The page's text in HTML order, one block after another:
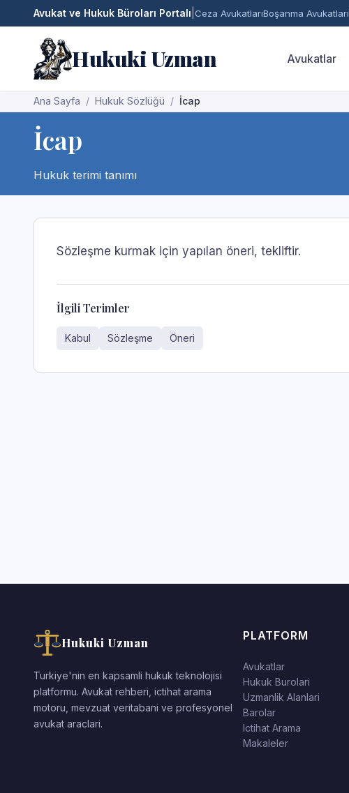
Avukat ve Hukuk Büroları Portalı Ceza AvukatlarıBoşanma Avukatları
Hukuki Uzman Avukatlar
Ana Sayfa Hukuk Sözlüğü İcap
İcap
Hukuk terimi tanımı
Sözleşme kurmak için yapılan öneri, tekliftir.
İlgili Terimler
Kabul Sözleşme Öneri
Hukuki Uzman
Turkiye'nin en kapsamli hukuk teknolojisi
platformu. Avukat rehberi, ictihat arama
motoru, mevzuat veritabani ve profesyonel
avukat araclari.
PLATFORM
Avukatlar
Hukuk Burolari
Uzmanlik Alanlari
Barolar
Ictihat Arama
Makaleler